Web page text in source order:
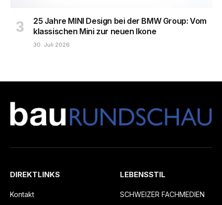
25 Jahre MINI Design bei der BMW Group: Vom
klassischen Mini zur neuen Ikone
30. Juli 2026
DIREKTLINKS
Kontakt
LEBENSSTIL
SCHWEIZER FACHMEDIEN